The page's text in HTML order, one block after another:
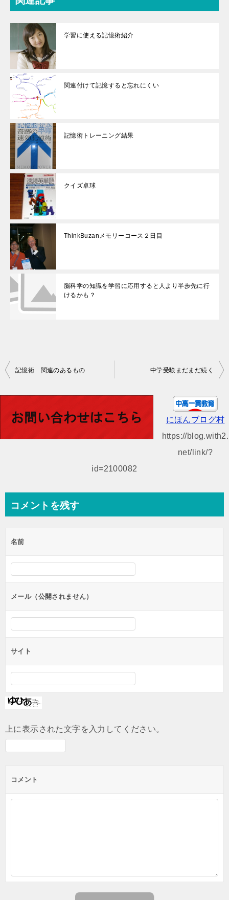
学習に使える記憶術紹介
関連付けて記憶すると忘れにくい
記憶術トレーニング結果
クイズ卓球
ThinkBuzanメモリーコース２日目
脳科学の知識を学習に応用すると人より半歩先に行
けるかも？
投
ビ
記憶術 関連のあるもの 中学受験まだまだ続く
にほんブログ村
https://blog.with2.
net/link/?
id=2100082
コメントを残す
名前
メール（公開されません）
サイト
上に表示された文字を入力してください。
コメント